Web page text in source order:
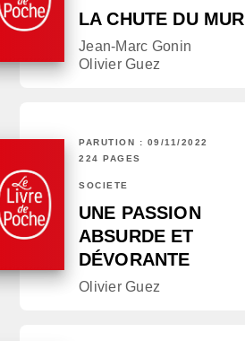
LA CHUTE DU MUR
Jean-Marc Gonin
Olivier Guez
PARUTION : 09/11/2022
224 PAGES
SOCIÉTÉ
UNE PASSION
ABSURDE ET
DÉVORANTE
Olivier Guez